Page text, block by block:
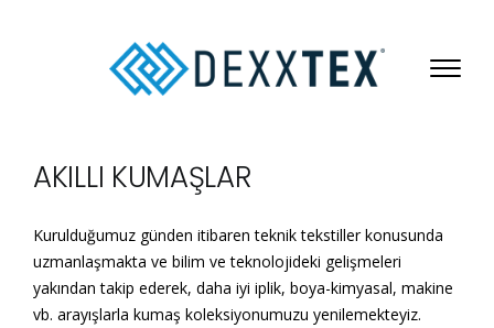
AKILLI KUMAŞLAR
Kurulduğumuz günden itibaren teknik tekstiller konusunda
uzmanlaşmakta ve bilim ve teknolojideki gelişmeleri
yakından takip ederek, daha iyi iplik, boya-kimyasal, makine
vb. arayışlarla kumaş koleksiyonumuzu yenilemekteyiz.